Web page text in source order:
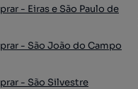
- Eiras e São Paulo de
- São João do Campo
- São Silvestre